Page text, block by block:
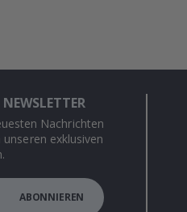
Nachrichten
exklusiven
ABONNIEREN